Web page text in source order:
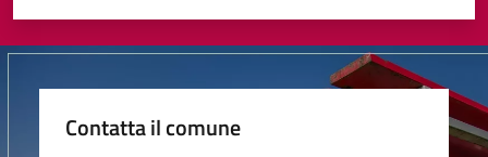
Valuta 5 stelle su 5
Valuta 4 stelle su 5
Valuta 3 stelle su 5
Valuta 2 stelle su 5
Valuta 1 stelle su 5
Contatta il comune